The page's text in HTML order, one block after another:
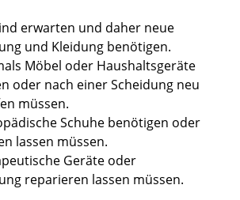
erwarten und daher neue
und Kleidung benötigen.
Möbel oder Haushaltsgeräte
oder nach einer Scheidung neu
müssen.
Schuhe benötigen oder
lassen müssen.
Geräte oder
reparieren lassen müssen.